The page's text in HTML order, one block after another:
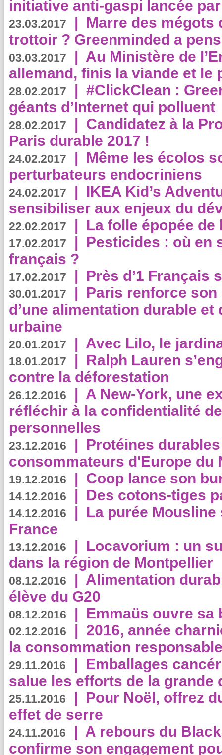
initiative anti-gaspi lancée
23.03.2017 | Marre des mégots
trottoir ? Greenminded a
03.03.2017 | Au Ministère de
allemand, finis la viande et le
28.02.2017 | #ClickClean :
géants d’Internet qui polluent
28.02.2017 | Candidatez à la
Paris durable 2017 !
24.02.2017 | Même les écolos
perturbateurs endocriniens
24.02.2017 | IKEA Kid’s
sensibiliser aux enjeux du
22.02.2017 | La folle épopée de
17.02.2017 | Pesticides : où en
français ?
17.02.2017 | Près d’1 Français
30.01.2017 | Paris renforce
d’une alimentation durable et
urbaine
20.01.2017 | Avec Lilo, le
18.01.2017 | Ralph Lauren
contre la déforestation
26.12.2016 | A New-York, une
réfléchir à la confidentialité
personnelles
23.12.2016 | Protéines
consommateurs d'Europe du
19.12.2016 | Coop lance son
14.12.2016 | Des cotons-tiges
14.12.2016 | La purée
France
13.12.2016 | Locavorium : un
dans la région de Montpellier
08.12.2016 | Alimentation
élève du G20
08.12.2016 | Emmaüs ouvre sa
02.12.2016 | 2016, année
la consommation
29.11.2016 | Emballages
salue les efforts de la grande
25.11.2016 | Pour Noël, offrez
effet de serre
24.11.2016 | A rebours du
confirme son engagement